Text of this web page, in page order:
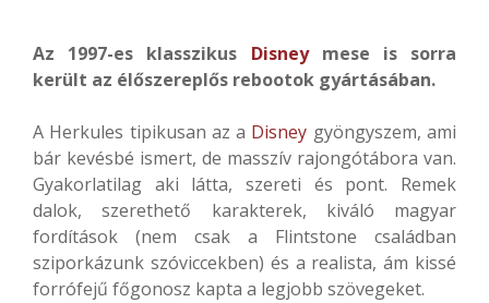
Az 1997-es klasszikus Disneymese is sorra
került az élőszereplős rebootok gyártásában.
A Herkules tipikusan az a Disney gyöngyszem, ami
bár kevésbé ismert, de masszív rajongótábora van.
Gyakorlatilag aki látta, szereti és pont. Remek
dalok, szerethető karakterek, kiváló magyar
fordítások (nem csak a Flintstone családban
sziporkázunk szóviccekben) és a realista, ám kissé
forrófejű főgonosz kapta a legjobb szövegeket.